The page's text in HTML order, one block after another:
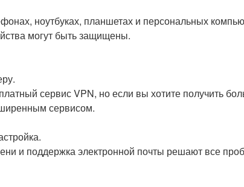
ноутбуках, планшетах и персональных
могут быть защищены.
сервис VPN, но если вы хотите получить
сервисом.
и поддержка электронной почты решают все